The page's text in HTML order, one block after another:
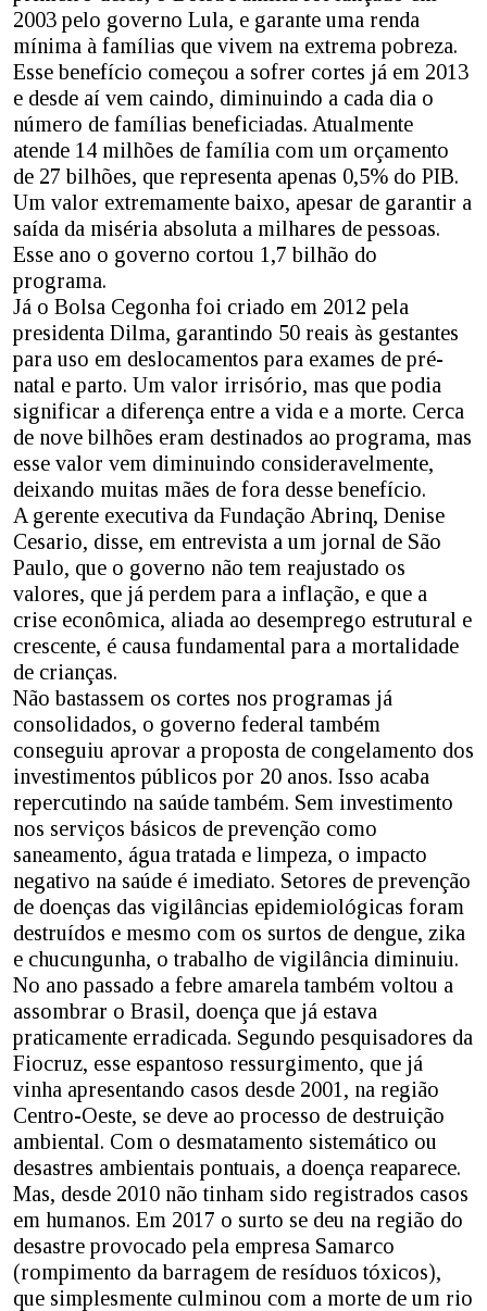
2003 pelo governo Lula, e garante uma renda
mínima à famílias que vivem na extrema pobreza.
Esse benefício começou a sofrer cortes já em 2013
e desde aí vem caindo, diminuindo a cada dia o
número de famílias beneficiadas. Atualmente
atende 14 milhões de família com um orçamento
de 27 bilhões, que representa apenas 0,5% do PIB.
Um valor extremamente baixo, apesar de garantir a
saída da miséria absoluta a milhares de pessoas.
Esse ano o governo cortou 1,7 bilhão do
programa.
Já o Bolsa Cegonha foi criado em 2012 pela
presidenta Dilma, garantindo 50 reais às gestantes
para uso em deslocamentos para exames de pré-
natal e parto. Um valor irrisório, mas que podia
significar a diferença entre a vida e a morte. Cerca
de nove bilhões eram destinados ao programa, mas
esse valor vem diminuindo consideravelmente,
deixando muitas mães de fora desse benefício.
A gerente executiva da Fundação Abrinq, Denise
Cesario, disse, em entrevista a um jornal de São
Paulo, que o governo não tem reajustado os
valores, que já perdem para a inflação, e que a
crise econômica, aliada ao desemprego estrutural e
crescente, é causa fundamental para a mortalidade
de crianças.
Não bastassem os cortes nos programas já
consolidados, o governo federal também
conseguiu aprovar a proposta de congelamento dos
investimentos públicos por 20 anos. Isso acaba
repercutindo na saúde também. Sem investimento
nos serviços básicos de prevenção como
saneamento, água tratada e limpeza, o impacto
negativo na saúde é imediato. Setores de prevenção
de doenças das vigilâncias epidemiológicas foram
destruídos e mesmo com os surtos de dengue, zika
e chucungunha, o trabalho de vigilância diminuiu.
No ano passado a febre amarela também voltou a
assombrar o Brasil, doença que já estava
praticamente erradicada. Segundo pesquisadores da
Fiocruz, esse espantoso ressurgimento, que já
vinha apresentando casos desde 2001, na região
Centro-Oeste, se deve ao processo de destruição
ambiental. Com o desmatamento sistemático ou
desastres ambientais pontuais, a doença reaparece.
Mas, desde 2010 não tinham sido registrados casos
em humanos. Em 2017 o surto se deu na região do
desastre provocado pela empresa Samarco
(rompimento da barragem de resíduos tóxicos),
que simplesmente culminou com a morte de um rio